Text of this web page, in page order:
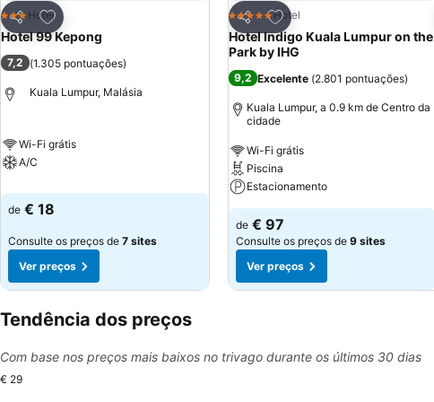
Partilhar
Adicionar aos favoritos
3 Estrelas
Hotel
Hotel 99 Kepong
7,2 (1.305 pontuações)
Kuala Lumpur, Malásia
Wi-Fi grátis
A/C
de € 18
Consulte os preços de 7 sites
Ver preços
Partilhar
Adicionar aos favoritos
5 EstrelasHotel
Hotel Indigo Kuala Lumpur on the
Park by IHG
9,2 Excelente (2.801 pontuações)
Kuala Lumpur, a 0.9 km de Centro da
cidade
Wi-Fi grátis
Piscina
Estacionamento
de € 97
Consulte os preços de 9 sites
Ver preços
Tendência dos preços
Com base nos preços mais baixos no trivago durante os últimos 30 dias
€ 29